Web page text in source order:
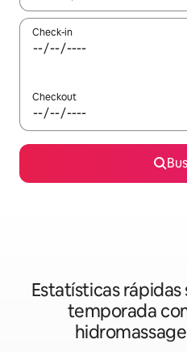
Check-in
Checkout
Estatísticas
temporada